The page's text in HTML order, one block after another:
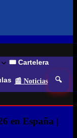
🎟️ Cartelera
📰 Noticias 🔍
en España |